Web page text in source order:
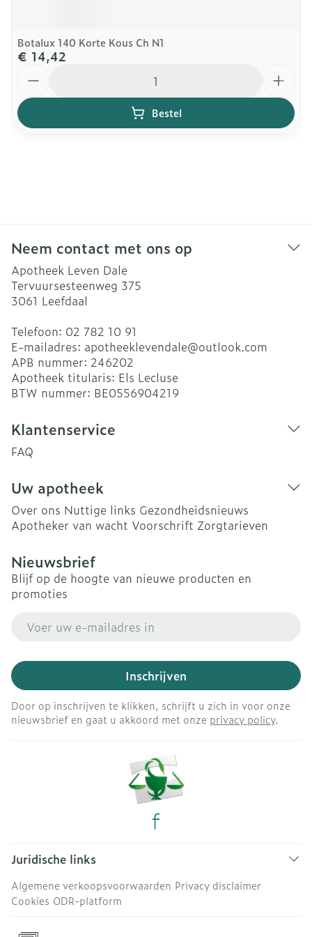
Botalux 140 Korte Kous Ch N1
€ 14,42
Bestel
Neem contact met ons op
Apotheek Leven Dale
Tervuursesteenweg 375
3061 Leefdaal
Telefoon: 02 782 10 91
E-mailadres: apotheeklevendale@outlook.com
APB nummer: 246202
Apotheek titularis: Els Lecluse
BTW nummer: BE0556904219
Klantenservice
FAQ
Uw apotheek
Over ons Nuttige links Gezondheidsnieuws
Apotheker van wacht Voorschrift Zorgtarieven
Nieuwsbrief
Blijf op de hoogte van nieuwe producten en
promoties
Inschrijven
Door op inschrijven te klikken, schrijft u zich in voor onze
nieuwsbrief en gaat u akkoord met onze privacy policy.
Juridische links
Algemene verkoopsvoorwaarden Privacy disclaimer
Cookies ODR-platform